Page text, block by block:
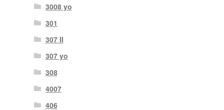
3008 yo
301
307 II
307 yo
308
4007
406